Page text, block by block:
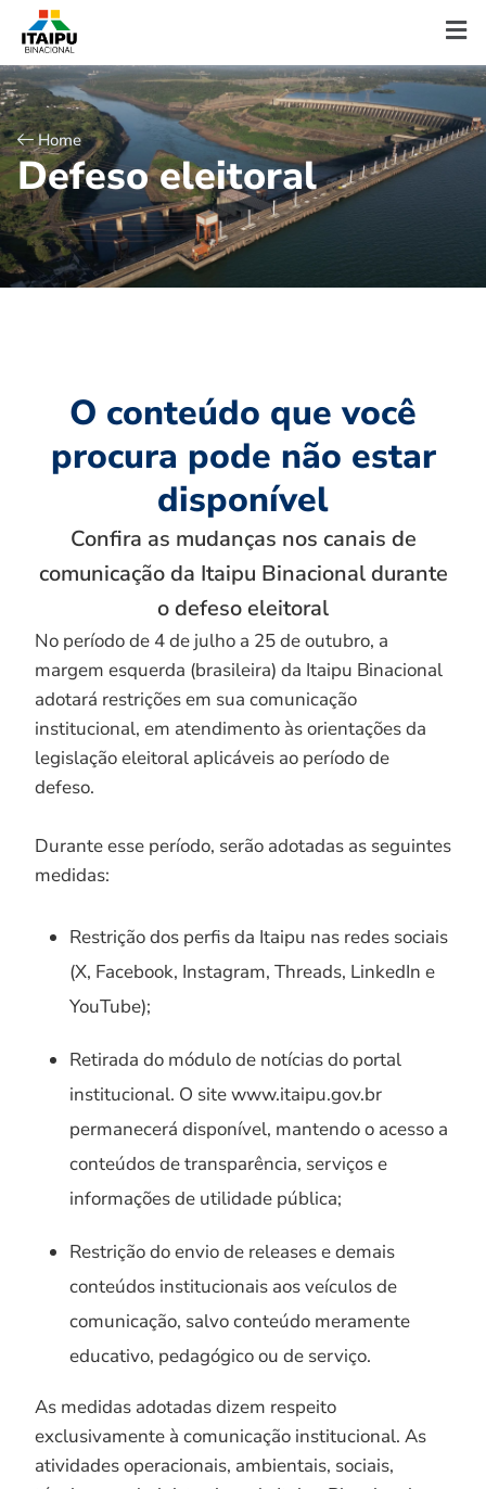
Home
Defeso eleitoral
O conteúdo que você
procura pode não estar
disponível
Confira as mudanças nos canais de
comunicação da Itaipu Binacional durante
o defeso eleitoral
No período de 4 de julho a 25 de outubro, a
margem esquerda (brasileira) da Itaipu Binacional
adotará restrições em sua comunicação
institucional, em atendimento às orientações da
legislação eleitoral aplicáveis ao período de
defeso.
Durante esse período, serão adotadas as seguintes
medidas:
Restrição dos perfis da Itaipu nas redes sociais
(X, Facebook, Instagram, Threads, LinkedIn e
YouTube);
Retirada do módulo de notícias do portal
institucional. O site www.itaipu.gov.br
permanecerá disponível, mantendo o acesso a
conteúdos de transparência, serviços e
informações de utilidade pública;
Restrição do envio de releases e demais
conteúdos institucionais aos veículos de
comunicação, salvo conteúdo meramente
educativo, pedagógico ou de serviço.
As medidas adotadas dizem respeito
exclusivamente à comunicação institucional. As
atividades operacionais, ambientais, sociais,